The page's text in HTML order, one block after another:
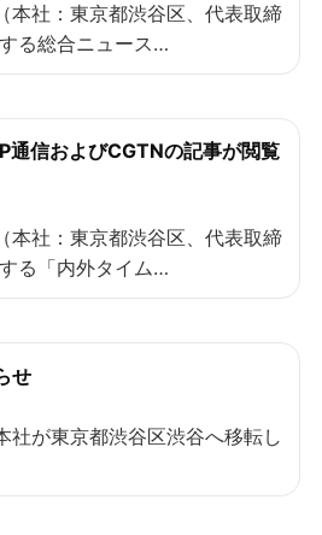
本社：東京都渋谷区、代表取締
る総合ニュース…
通信およびCGTNの記事が閲覧
本社：東京都渋谷区、代表取締
る「内外タイム…
せ
社が東京都渋谷区渋谷へ移転し